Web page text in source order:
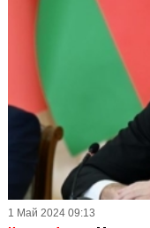
1 Май 2024 09:13